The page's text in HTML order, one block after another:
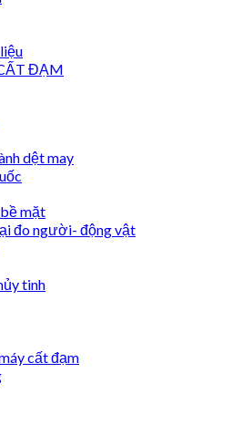
ĐẠM
dệt may
mặt
đo người- động vật
tinh
cất đạm